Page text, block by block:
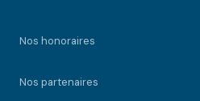
Nos honoraires
Nos partenaires